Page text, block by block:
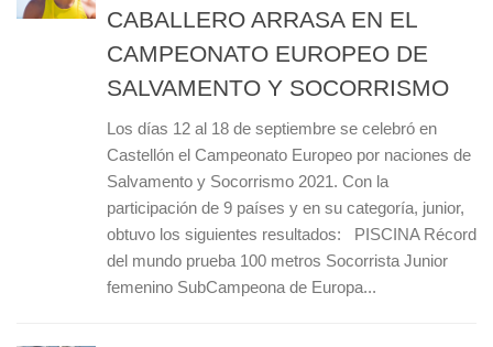
CABALLERO ARRASA EN EL
CAMPEONATO EUROPEO DE
SALVAMENTO Y SOCORRISMO
Los días 12 al 18 de septiembre se celebró en
Castellón el Campeonato Europeo por naciones de
Salvamento y Socorrismo 2021. Con la
participación de 9 países y en su categoría, junior,
obtuvo los siguientes resultados: PISCINA Récord
del mundo prueba 100 metros Socorrista Junior
femenino SubCampeona de Europa...